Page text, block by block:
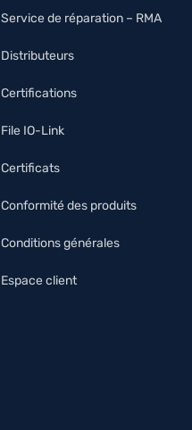
Service de réparation – RMA
Distributeurs
Certifications
File IO-Link
Certificats
Conformité des produits
Conditions générales
Espace client